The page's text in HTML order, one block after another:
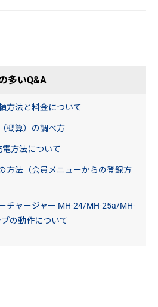
多いQ&A
方法と料金について
概算）の調べ方
方法について
方法（会員メニューからの登録方
チャージャー MH-24/MH-25a/MH-
の動作について